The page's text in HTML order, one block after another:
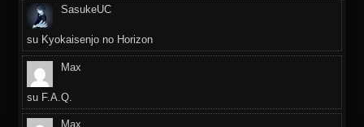
SasukeUC
su Kyokaisenjo no Horizon
Max
su F.A.Q.
Max